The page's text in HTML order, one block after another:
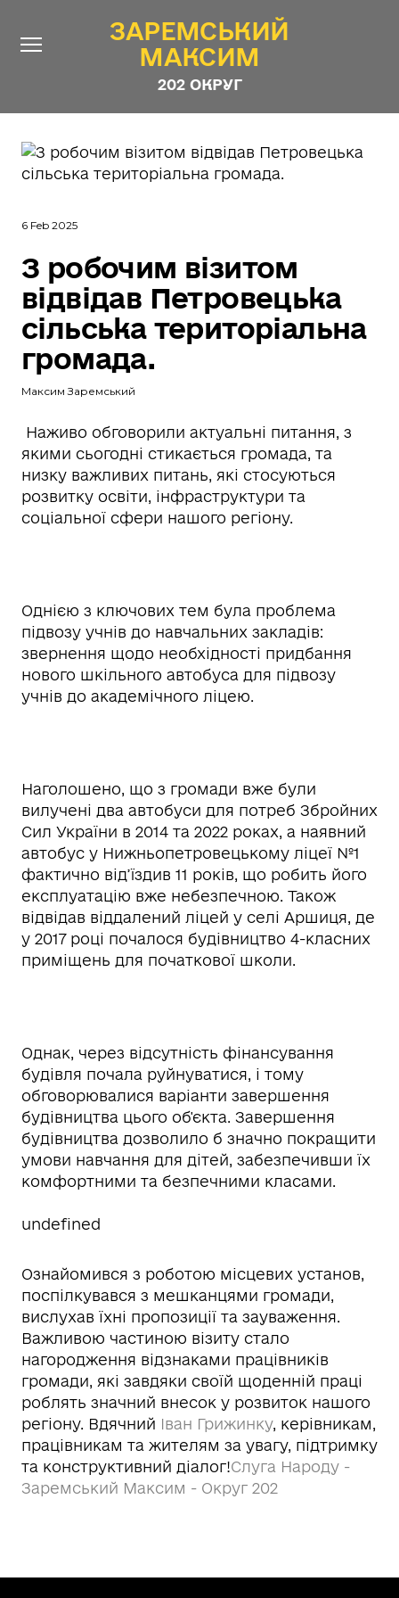
ЗАРЕМСЬКИЙ
МАКСИМ
202 ОКРУГ
ЗАРЕМСЬКИЙ
МАКСИМ
202 ОКРУГ
Новини
Програма
Анонімні опитування
Стежити за Депутатом
6 Feb 2025
З робочим візитом
відвідав Петровецька
сільська територіальна
громада.
Максим Заремський
Наживо обговорили актуальні питання, з
якими сьогодні стикається громада, та
низку важливих питань, які стосуються
розвитку освіти, інфраструктури та
соціальної сфери нашого регіону.
Однією з ключових тем була проблема
підвозу учнів до навчальних закладів:
звернення щодо необхідності придбання
нового шкільного автобуса для підвозу
учнів до академічного ліцею.
Наголошено, що з громади вже були
вилучені два автобуси для потреб Збройних
Сил України в 2014 та 2022 роках, а наявний
автобус у Нижньопетровецькому ліцеї №1
фактично від’їздив 11 років, що робить його
експлуатацію вже небезпечною. Також
відвідав віддалений ліцей у селі Аршиця, де
у 2017 році почалося будівництво 4-класних
приміщень для початкової школи.
Однак, через відсутність фінансування
будівля почала руйнуватися, і тому
обговорювалися варіанти завершення
будівництва цього об'єкта. Завершення
будівництва дозволило б значно покращити
умови навчання для дітей, забезпечивши їх
комфортними та безпечними класами.
undefined
Ознайомився з роботою місцевих установ,
поспілкувався з мешканцями громади,
вислухав їхні пропозиції та зауваження.
Важливою частиною візиту стало
нагородження відзнаками працівників
громади, які завдяки своїй щоденній праці
роблять значний внесок у розвиток нашого
регіону. Вдячний Іван Грижинку, керівникам,
працівникам та жителям за увагу, підтримку
та конструктивний діалог!Слуга Народу -
Заремський Максим - Округ 202